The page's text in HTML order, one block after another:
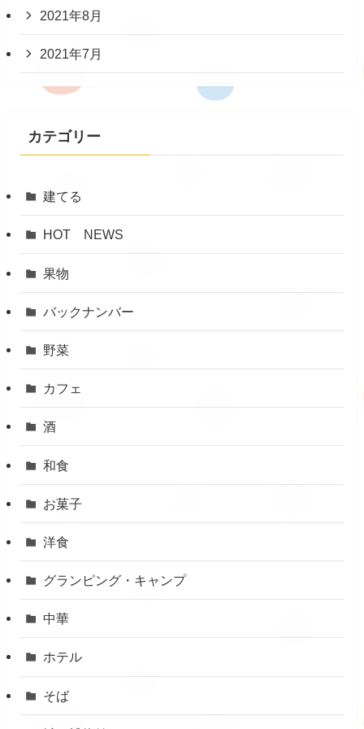
2021年8月
2021年7月
カテゴリー
建てる
HOT NEWS
果物
バックナンバー
野菜
カフェ
酒
和食
お菓子
洋食
グランピング・キャンプ
中華
ホテル
そば